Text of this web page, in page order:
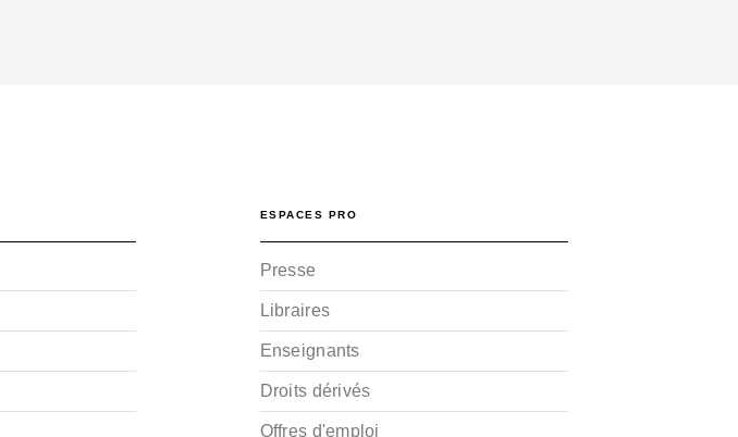
ESPACES PRO
Presse
Libraires
Enseignants
Droits dérivés
Offres d'emploi